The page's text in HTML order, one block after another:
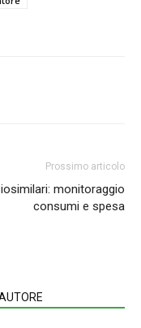
Prossimo articolo
monitoraggio
consumi e spesa